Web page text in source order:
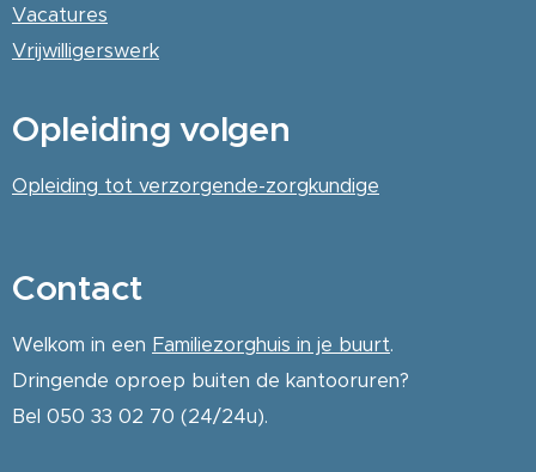
Vacatures
Vrijwilligerswerk
Opleiding volgen
Opleiding tot verzorgende-zorgkundige
Contact
Welkom in een Familiezorghuis in je buurt.
Dringende oproep buiten de kantooruren?
Bel 050 33 02 70 (24/24u).